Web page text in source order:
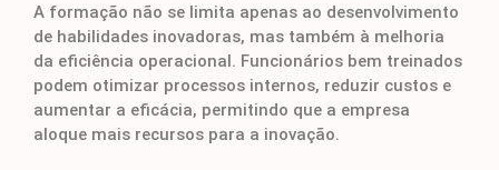
A formação não se limita apenas ao desenvolvimento
de habilidades inovadoras, mas também à melhoria
da eficiência operacional. Funcionários bem treinados
podem otimizar processos internos, reduzir custos e
aumentar a eficácia, permitindo que a empresa
aloque mais recursos para a inovação.